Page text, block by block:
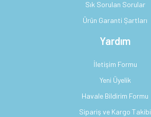
Sık Sorulan Sorular
Ürün Garanti Şartları
Yardım
İletişim Formu
Yeni Üyelik
Havale Bildirim Formu
Sipariş ve Kargo Takibi